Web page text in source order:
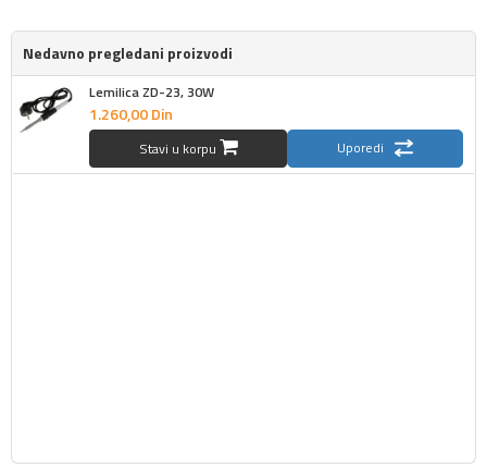
Nedavno pregledani proizvodi
Lemilica ZD-23, 30W
1.260,00Din
Stavi u korpu Uporedi